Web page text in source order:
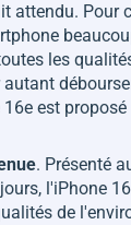
attendu. Pour
les
est
. Présenté
l'iPhone
de